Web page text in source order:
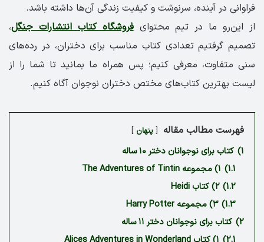
فراوانی در آینده، سرنوشت و کیفیت زندگی آن‌ها داشته باشد.
از این‌رو ما در تیم محتوایفروشگاه کتاب انتشارات جنگل،
تصمیم گرفتیم تعدادی کتاب مناسب برای دختران، در رده‌های
سنی متفاوت، معرفی کنیم؛ پس همراه ما بمانید تا شما را از
لیست بهترین کتاب‌های مختص دختران نوجوان آگاه کنیم.
فهرست مطالب مقاله پنهان
1) کتاب برای نوجوانان دختر ۱۰ ساله
1.1)
۱) مجموعه The Adventures of Tintin
1.2) ۲) کتاب Heidi
1.3) ۳) مجموعه Harry Potter
2) کتاب برای نوجوانان دختر ۱۱ ساله